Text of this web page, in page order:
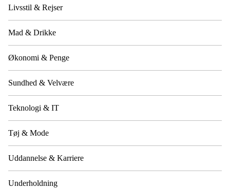
Livsstil & Rejser
Mad & Drikke
Økonomi & Penge
Sundhed & Velvære
Teknologi & IT
Tøj & Mode
Uddannelse & Karriere
Underholdning